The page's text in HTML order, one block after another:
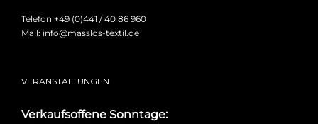
Telefon +49 (0)441 / 40 86 960
Mail: info@masslos-textil.de
VERANSTALTUNGEN
Verkaufsoffene Sonntage: